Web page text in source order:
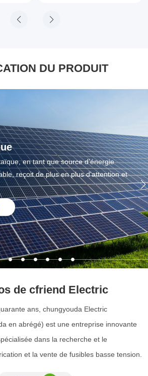
DU PRODUIT
en tant que source d'énergie
reçoit de plus en plus d'attention et
de cfriend Electric
ans, chungyouda Electric
en abrégé) est une entreprise innovante
dans la recherche et le
et la vente de fusibles basse tension.